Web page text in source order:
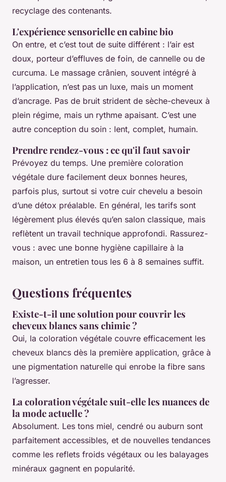
recyclage des contenants.
L'expérience sensorielle en cabine bio
On entre, et c’est tout de suite différent : l’air est
doux, porteur d’effluves de foin, de cannelle ou de
curcuma. Le massage crânien, souvent intégré à
l’application, n’est pas un luxe, mais un moment
d’ancrage. Pas de bruit strident de sèche-cheveux à
plein régime, mais un rythme apaisant. C’est une
autre conception du soin : lent, complet, humain.
Prendre rendez-vous : ce qu'il faut savoir
Prévoyez du temps. Une première coloration
végétale dure facilement deux bonnes heures,
parfois plus, surtout si votre cuir chevelu a besoin
d’une détox préalable. En général, les tarifs sont
légèrement plus élevés qu’en salon classique, mais
reflètent un travail technique approfondi. Rassurez-
vous : avec une bonne hygiène capillaire à la
maison, un entretien tous les 6 à 8 semaines suffit.
Questions fréquentes
Existe-t-il une solution pour couvrir les
cheveux blancs sans chimie ?
Oui, la coloration végétale couvre efficacement les
cheveux blancs dès la première application, grâce à
une pigmentation naturelle qui enrobe la fibre sans
l’agresser.
La coloration végétale suit-elle les nuances de
la mode actuelle ?
Absolument. Les tons miel, cendré ou auburn sont
parfaitement accessibles, et de nouvelles tendances
comme les reflets froids végétaux ou les balayages
minéraux gagnent en popularité.